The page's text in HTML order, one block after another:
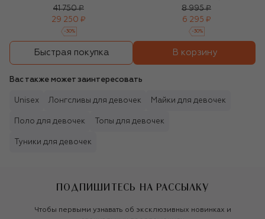
41 750 ₽
29 250 ₽
-30%
8 995 ₽
6 295 ₽
-30%
Быстрая покупка В корзину
Вас также может заинтересовать
Unisex Лонгсливы для девочек Майки для девочек
Поло для девочек Топы для девочек
Туники для девочек
ПОДПИШИТЕСЬ НА РАССЫЛКУ
Чтобы первыми узнавать об эксклюзивных новинках и